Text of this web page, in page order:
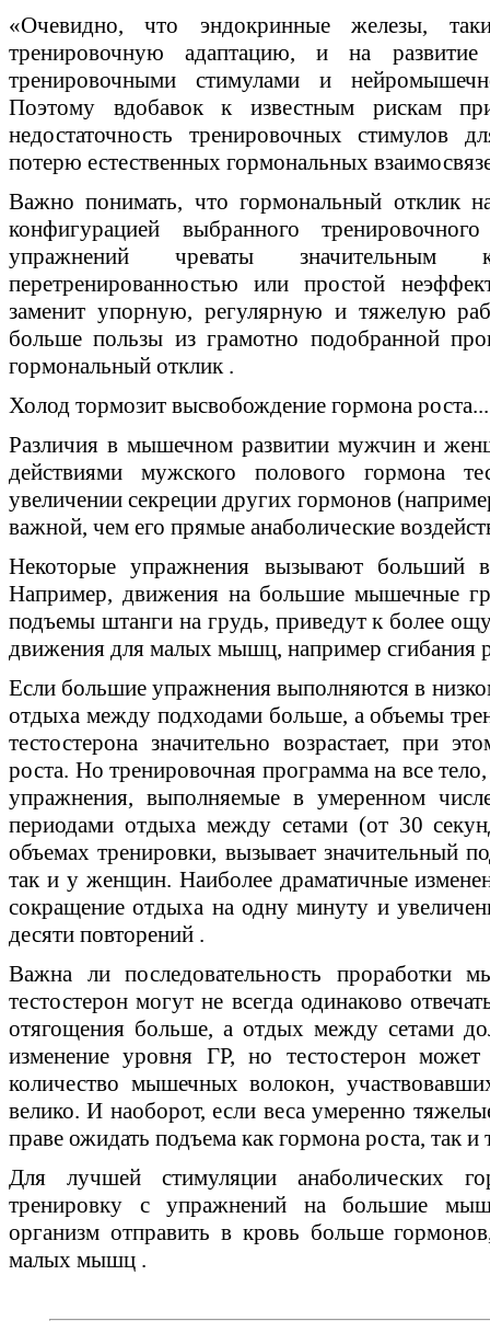
«Очевидно, что эндокринные железы,
тренировочную адаптацию, и на
тренировочными стимулами и
Поэтому вдобавок к известным рискам
недостаточность тренировочных стимулов
потерю естественных гормональных
Важно понимать, что гормональный отклик
конфигурацией выбранного
упражнений чреваты значительным
перетренированностью или простой
заменит упорную, регулярную и тяжелую
больше пользы из грамотно подобранной
гормональный отклик .
Холод тормозит высвобождение гормона роста...
Различия в мышечном развитии мужчин и
действиями мужского полового гормона
увеличении секреции других гормонов
важной, чем его прямые анаболические
Некоторые упражнения вызывают больший
Например, движения на большие мышечные
подъемы штанги на грудь, приведут к более
движения для малых мышц, например сгибания
Если большие упражнения выполняются в
отдыха между подходами больше, а объемы
тестостерона значительно возрастает, при
роста. Но тренировочная программа на все
упражнения, выполняемые в умеренном
периодами отдыха между сетами (от 30
объемах тренировки, вызывает значительный
так и у женщин. Наиболее драматичные
сокращение отдыха на одну минуту и
десяти повторений .
Важна ли последовательность проработки
тестостерон могут не всегда одинаково
отягощения больше, а отдых между сетами
изменение уровня ГР, но тестостерон
количество мышечных волокон,
велико. И наоборот, если веса умеренно
праве ожидать подъема как гормона роста, так и
Для лучшей стимуляции анаболических
тренировку с упражнений на большие
организм отправить в кровь больше
малых мышц .